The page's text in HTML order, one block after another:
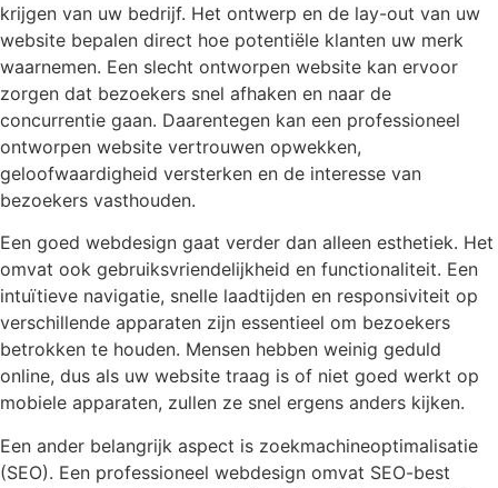
krijgen van uw bedrijf. Het ontwerp en de lay-out van uw
website bepalen direct hoe potentiële klanten uw merk
waarnemen. Een slecht ontworpen website kan ervoor
zorgen dat bezoekers snel afhaken en naar de
concurrentie gaan. Daarentegen kan een professioneel
ontworpen website vertrouwen opwekken,
geloofwaardigheid versterken en de interesse van
bezoekers vasthouden.
Een goed webdesign gaat verder dan alleen esthetiek. Het
omvat ook gebruiksvriendelijkheid en functionaliteit. Een
intuïtieve navigatie, snelle laadtijden en responsiviteit op
verschillende apparaten zijn essentieel om bezoekers
betrokken te houden. Mensen hebben weinig geduld
online, dus als uw website traag is of niet goed werkt op
mobiele apparaten, zullen ze snel ergens anders kijken.
Een ander belangrijk aspect is zoekmachineoptimalisatie
(SEO). Een professioneel webdesign omvat SEO-best